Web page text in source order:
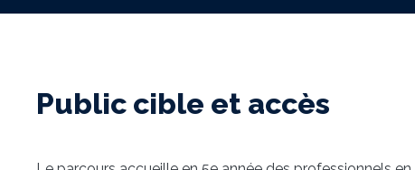
Public cible et accès